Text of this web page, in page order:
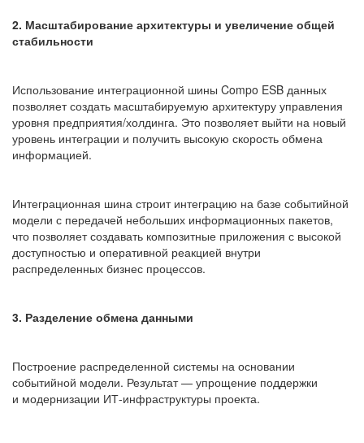
2. Масштабирование архитектуры и увеличение общей
стабильности
Использование интеграционной шины Compo ESB данных
позволяет создать масштабируемую архитектуру управления
уровня предприятия/холдинга. Это позволяет выйти на новый
уровень интеграции и получить высокую скорость обмена
информацией.
Интеграционная шина строит интеграцию на базе событийной
модели с передачей небольших информационных пакетов,
что позволяет создавать композитные приложения с высокой
доступностью и оперативной реакцией внутри
распределенных бизнес процессов.
3. Разделение обмена данными
Построение распределенной системы на основании
событийной модели. Результат — упрощение поддержки
и модернизации ИТ-инфраструктуры проекта.